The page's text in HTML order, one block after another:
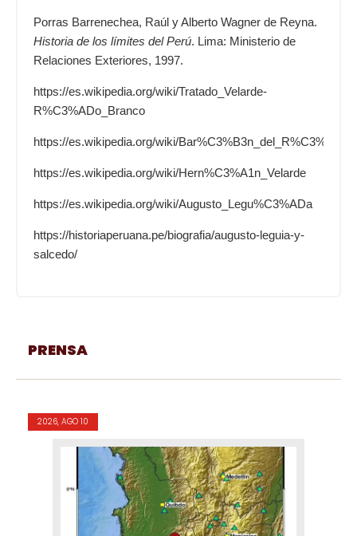
Porras Barrenechea, Raúl y Alberto Wagner de Reyna.
Historia de los límites del Perú. Lima: Ministerio de
Relaciones Exteriores, 1997.
https://es.wikipedia.org/wiki/Tratado_Velarde-
R%C3%ADo_Branco
https://es.wikipedia.org/wiki/
https://es.wikipedia.org/wiki/Hern%C3%A1n_Velarde
https://es.wikipedia.org/wiki/Augusto_Legu%C3%ADa
https://historiaperuana.pe/biografia/augusto-leguia-y-
salcedo/
PRENSA
2026, AGO 10